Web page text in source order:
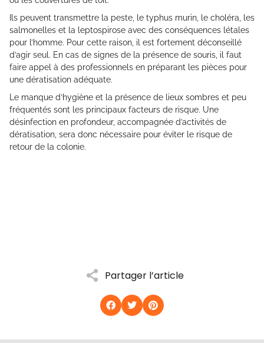
Partager l’article
Ils peuvent transmettre la peste, le typhus murin, le choléra, les
salmonelles et la leptospirose avec des conséquences létales
pour l’homme. Pour cette raison, il est fortement déconseillé
d’agir seul. En cas de signes de la présence de souris, il faut
faire appel à des professionnels en préparant les pièces pour
une dératisation adéquate.
Le manque d’hygiène et la présence de lieux sombres et peu
fréquentés sont les principaux facteurs de risque. Une
désinfection en profondeur, accompagnée d’activités de
dératisation, sera donc nécessaire pour éviter le risque de
retour de la colonie.